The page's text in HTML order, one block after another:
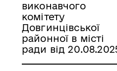
виконавчого
комітету
Довгинцівської
районної в місті
ради від